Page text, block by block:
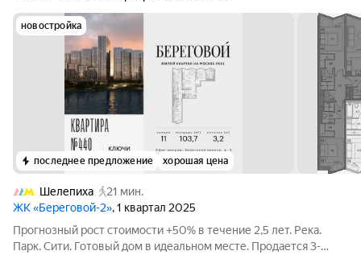
новостройка
последнее предложение хорошая цена
Шелепиха
21 мин.
ЖК «Береговой-2», 1 квартал 2025
Прогнозный рост стоимости +50% в течение 2,5 лет. Река.
Парк. Сити. Готовый дом в идеальном месте. Продается 3-